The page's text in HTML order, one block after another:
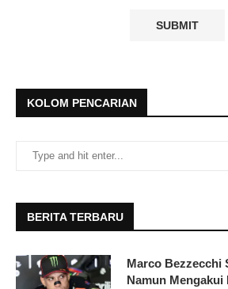
KOLOM PENCARIAN
BERITA TERBARU
Marco Bezzecchi
Namun